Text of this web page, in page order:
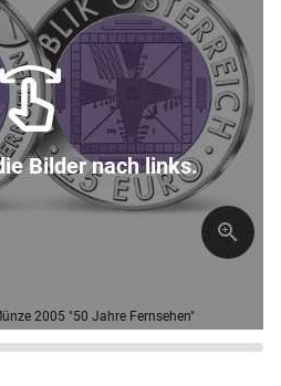
2005 "50 Jahre Fernsehen"
Bilder nach links.